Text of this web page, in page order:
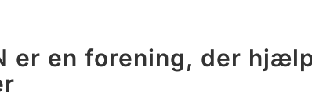
er en forening, der